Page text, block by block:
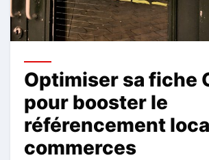
Optimiser sa fiche
pour booster le
référencement
commerces